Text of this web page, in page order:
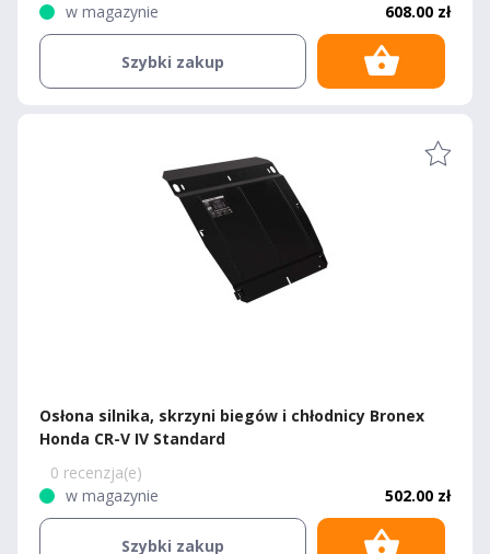
w magazynie
608.00 zł
Szybki zakup
Osłona silnika, skrzyni biegów i chłodnicy Bronex
Honda CR-V IV Standard
0 recenzja(e)
w magazynie
502.00 zł
Szybki zakup